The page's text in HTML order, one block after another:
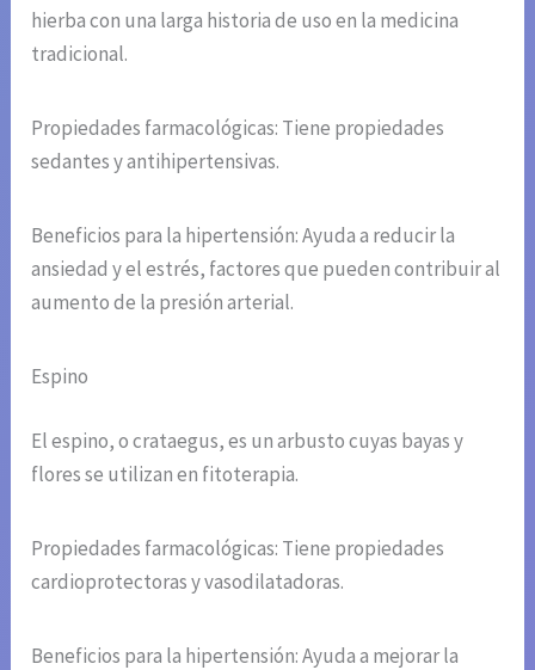
hierba con una larga historia de uso en la medicina
tradicional.
Propiedades farmacológicas: Tiene propiedades
sedantes y antihipertensivas.
Beneficios para la hipertensión: Ayuda a reducir la
ansiedad y el estrés, factores que pueden contribuir al
aumento de la presión arterial.
Espino
El espino, o crataegus, es un arbusto cuyas bayas y
flores se utilizan en fitoterapia.
Propiedades farmacológicas: Tiene propiedades
cardioprotectoras y vasodilatadoras.
Beneficios para la hipertensión: Ayuda a mejorar la